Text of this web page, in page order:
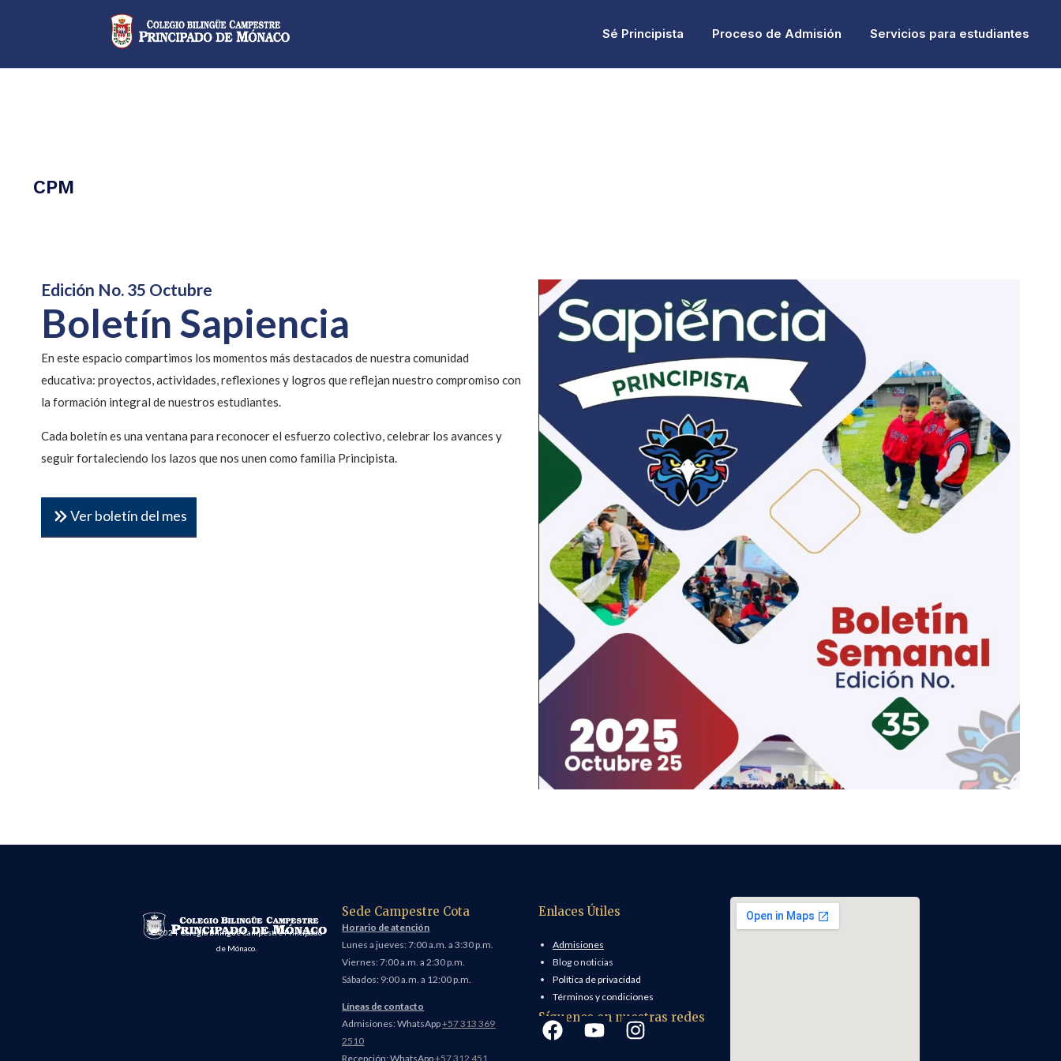
Sé Principista Proceso de Admisión Servicios para estudiantes
Category
CPM
Edición No. 35 Octubre
Boletín Sapiencia
En este espacio compartimos los momentos más destacados de nuestra comunidad
educativa: proyectos, actividades, reflexiones y logros que reflejan nuestro compromiso con
la formación integral de nuestros estudiantes.
Cada boletín es una ventana para reconocer el esfuerzo colectivo, celebrar los avances y
seguir fortaleciendo los lazos que nos unen como familia Principista.
Ver boletín del mes
© 2024 Colegio Bilingüe Campestre Principado
de Mónaco.
Sede Campestre Cota
Horario de atención
Lunes a jueves: 7:00 a.m. a 3:30 p.m.
Viernes: 7:00 a.m. a 2:30 p.m.
Sábados: 9:00 a.m. a 12:00 p.m.
Líneas de contacto
Admisiones: WhatsApp+57 313 369
2510
Recepción: WhatsApp+57 312 451
Enlaces Útiles
Admisiones
Blog o noticias
Política de privacidad
Términos y condiciones
Síguenos en nuestras redes